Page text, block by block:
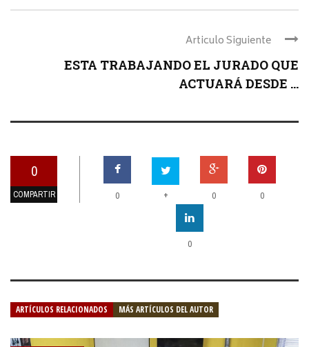
Articulo Siguiente
ESTA TRABAJANDO EL JURADO QUE
ACTUARÁ DESDE ...
0
COMPARTIR 0 + 0 0
0
ARTÍCULOS RELACIONADOS MÁS ARTÍCULOS DEL AUTOR